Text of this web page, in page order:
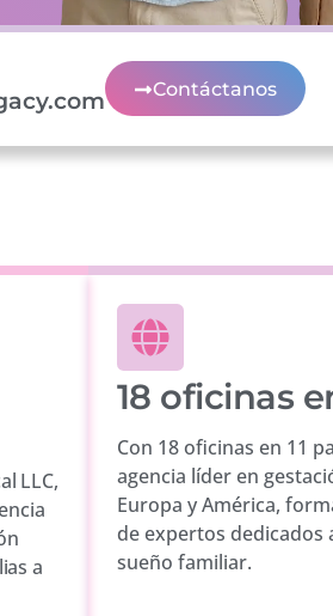
Contáctanos
LLC,
a
18 oficinas
Con 18 oficinas en 11
agencia líder en
Europa y América,
de expertos dedicados
sueño familiar.